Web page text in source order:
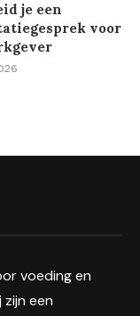
je een
voor
voeding en
een